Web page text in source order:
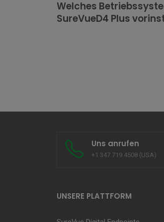
Welches
SureVueD4 Plus
Uns anrufen
+1 347 719 4508 (USA)
UNSERE PLATTFORM